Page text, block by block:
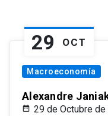
29 OCT
Macroeconomía
Alexandre
29 de Octubre de